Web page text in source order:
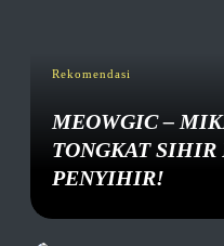
Rekomendasi
MEOWGIC –
TONGKAT SIHIR
PENYIHIR!